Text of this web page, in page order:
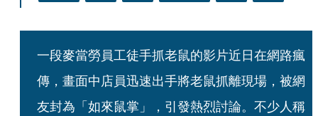
一段麥當勞員工徒手抓老鼠的影片近日在網路瘋
傳，畫面中店員迅速出手將老鼠抓離現場，被網
友封為「如來鼠掌」，引發熱烈討論。不少人稱